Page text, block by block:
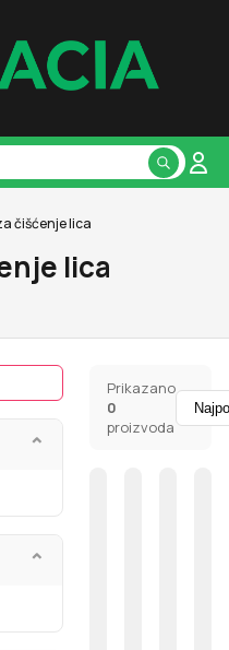
čišćenje lica
lica
⌄
⌄
Prikazano
0
proizvoda